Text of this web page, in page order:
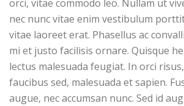
orci, vitae commodo leo. Nullam ut
nec nunc vitae enim vestibulum
vitae laoreet erat. Phasellus ac
mi et justo facilisis ornare. Quisque
lectus malesuada feugiat. In orci
faucibus sed, malesuada et sapien.
augue, nec accumsan nunc. Sed id